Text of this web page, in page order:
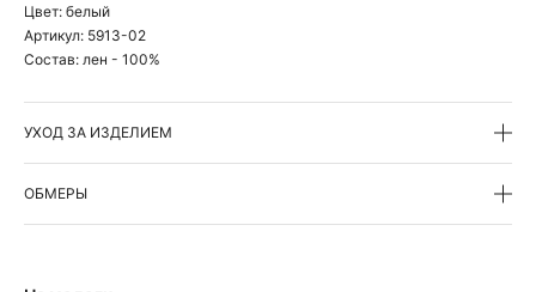
Цвет: белый
Артикул: 5913-02
Состав: лен - 100%
УХОД ЗА ИЗДЕЛИЕМ
ОБМЕРЫ